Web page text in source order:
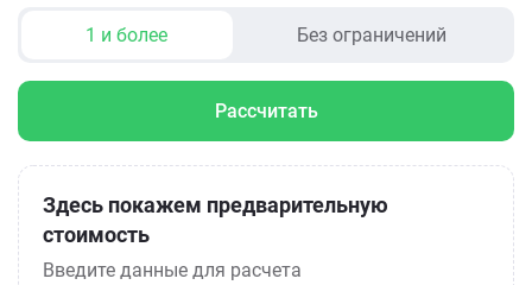
1 и более Без ограничений
Рассчитать
Здесь покажем предварительную
стоимость
Введите данные для расчета